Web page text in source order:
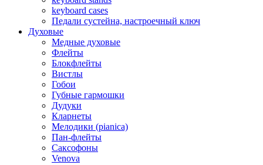
keyboard cases
Педали сустейна, настроечный ключ
Духовые
Медные духовые
Флейты
Блокфлейты
Вистлы
Гобои
Губные гармошки
Дудуки
Кларнеты
Мелодики (pianica)
Пан-флейты
Саксофоны
Venova